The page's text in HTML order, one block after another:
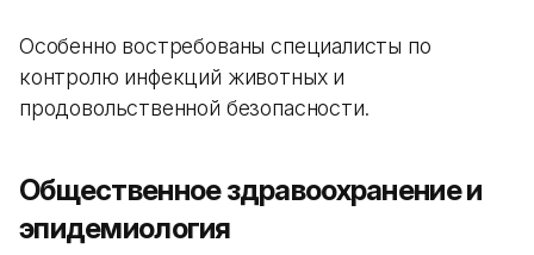
Особенно востребованы специалисты по
контролю инфекций животных и
продовольственной безопасности.
Общественное здравоохранение и
эпидемиология